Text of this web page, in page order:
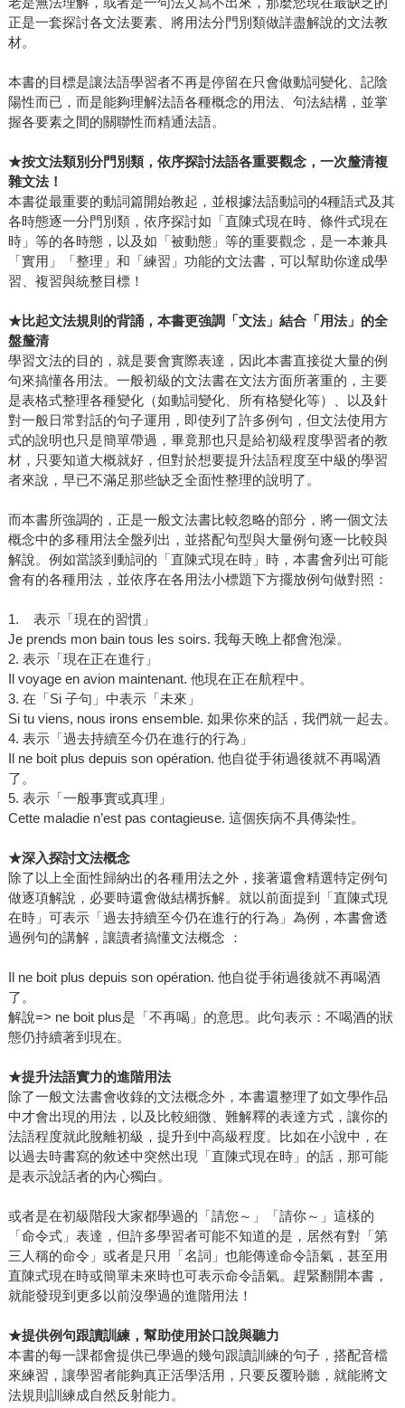
正是一套探討各文法要素、將用法分門別類做詳盡解說的文法教
材。
本書的目標是讓法語學習者不再是停留在只會做動詞變化、記陰
陽性而已，而是能夠理解法語各種概念的用法、句法結構，並掌
握各要素之間的關聯性而精通法語。
★按文法類別分門別類，依序探討法語各重要觀念，一次釐清複
雜文法！
本書從最重要的動詞篇開始教起，並根據法語動詞的4種語式及其
各時態逐一分門別類，依序探討如「直陳式現在時、條件式現在
時」等的各時態，以及如「被動態」等的重要觀念，是一本兼具
「實用」「整理」和「練習」功能的文法書，可以幫助你達成學
習、複習與統整目標！
★比起文法規則的背誦，本書更強調「文法」結合「用法」的全
盤釐清
學習文法的目的，就是要會實際表達，因此本書直接從大量的例
句來搞懂各用法。一般初級的文法書在文法方面所著重的，主要
是表格式整理各種變化（如動詞變化、所有格變化等）、以及針
對一般日常對話的句子運用，即使列了許多例句，但文法使用方
式的說明也只是簡單帶過，畢竟那也只是給初級程度學習者的教
材，只要知道大概就好，但對於想要提升法語程度至中級的學習
者來說，早已不滿足那些缺乏全面性整理的說明了。
而本書所強調的，正是一般文法書比較忽略的部分，將一個文法
概念中的多種用法全盤列出，並搭配句型與大量例句逐一比較與
解說。例如當談到動詞的「直陳式現在時」時，本書會列出可能
會有的各種用法，並依序在各用法小標題下方擺放例句做對照：
1. 表示「現在的習慣」
Je prends mon bain tous les soirs. 我每天晚上都會泡澡。
2. 表示「現在正在進行」
Il voyage en avion maintenant. 他現在正在航程中。
3. 在「Si 子句」中表示「未來」
Si tu viens, nous irons ensemble. 如果你來的話，我們就一起去。
4. 表示「過去持續至今仍在進行的行為」
Il ne boit plus depuis son opération. 他自從手術過後就不再喝酒
了。
5. 表示「一般事實或真理」
Cette maladie n’est pas contagieuse. 這個疾病不具傳染性。
★深入探討文法概念
除了以上全面性歸納出的各種用法之外，接著還會精選特定例句
做逐項解說，必要時還會做結構拆解。就以前面提到「直陳式現
在時」可表示「過去持續至今仍在進行的行為」為例，本書會透
過例句的講解，讓讀者搞懂文法概念 ：
Il ne boit plus depuis son opération. 他自從手術過後就不再喝酒
了。
解說=> ne boit plus是「不再喝」的意思。此句表示：不喝酒的狀
態仍持續著到現在。
★提升法語實力的進階用法
除了一般文法書會收錄的文法概念外，本書還整理了如文學作品
中才會出現的用法，以及比較細微、難解釋的表達方式，讓你的
法語程度就此脫離初級，提升到中高級程度。比如在小說中，在
以過去時書寫的敘述中突然出現「直陳式現在時」的話，那可能
是表示說話者的內心獨白。
或者是在初級階段大家都學過的「請您～」「請你～」這樣的
「命令式」表達，但許多學習者可能不知道的是，居然有對「第
三人稱的命令」或者是只用「名詞」也能傳達命令語氣，甚至用
直陳式現在時或簡單未來時也可表示命令語氣。趕緊翻開本書，
就能發現到更多以前沒學過的進階用法！
★提供例句跟讀訓練，幫助使用於口說與聽力
本書的每一課都會提供已學過的幾句跟讀訓練的句子，搭配音檔
來練習，讓學習者能夠真正活學活用，只要反覆聆聽，就能將文
法規則訓練成自然反射能力。